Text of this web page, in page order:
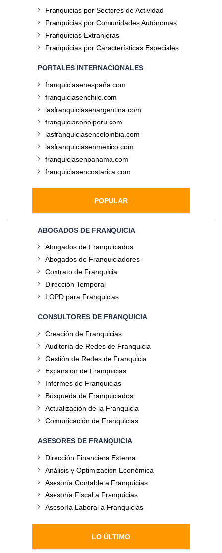
Franquicias por Sectores de Actividad
Franquicias por Comunidades Autónomas
Franquicias Extranjeras
Franquicias por Características Especiales
PORTALES INTERNACIONALES
franquiciasenespaña.com
franquiciasenchile.com
lasfranquiciasenargentina.com
franquiciasenelperu.com
lasfranquiciasencolombia.com
lasfranquiciasenmexico.com
franquiciasenpanama.com
franquiciasencostarica.com
POPULAR
ABOGADOS DE FRANQUICIA
Abogados de Franquiciados
Abogados de Franquiciadores
Contrato de Franquicia
Dirección Temporal
LOPD para Franquicias
CONSULTORES DE FRANQUICIA
Creación de Franquicias
Auditoría de Redes de Franquicia
Gestión de Redes de Franquicia
Expansión de Franquicias
Informes de Franquicias
Búsqueda de Franquiciados
Actualización de la Franquicia
Comunicación de Franquicias
ASESORES DE FRANQUICIA
Dirección Financiera Externa
Análisis y Optimización Económica
Asesoría Contable a Franquicias
Asesoría Fiscal a Franquicias
Asesoría Laboral a Franquicias
LO ÚLTIMO